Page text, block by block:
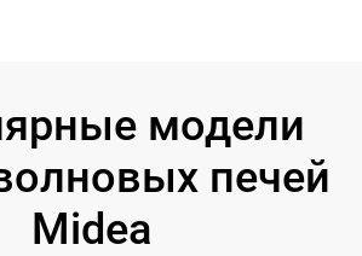
модели
печей
Midea